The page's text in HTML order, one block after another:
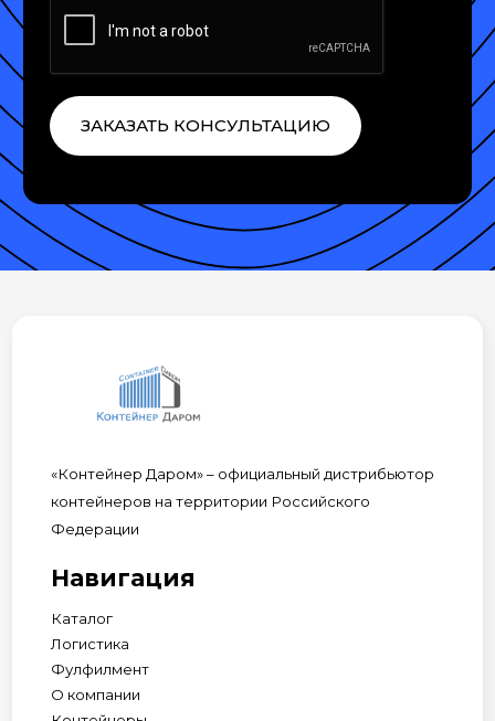
ЗАКАЗАТЬ КОНСУЛЬТАЦИЮ
«Контейнер Даром» – официальный дистрибьютор
контейнеров на территории Российского
Федерации
Навигация
Каталог
Логистика
Фулфилмент
О компании